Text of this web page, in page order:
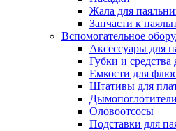
Жала для
Запчасти к
Вспомогательное
Аксессуары для
Губки и средства
Емкости для
Штативы для
Дымопоглотители
Оловоотсосы
Подставки для